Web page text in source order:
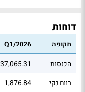
דוחות
תקופה
Q1/2026
הכנסות
37,065.31
רווח נקי
1,876.84